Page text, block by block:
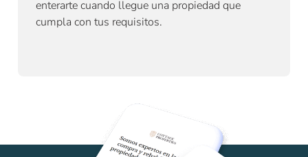
enterarte cuando llegue una propiedad que
cumpla con tus requisitos.